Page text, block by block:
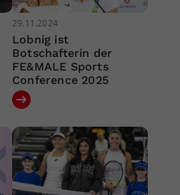
29.11.2024
Lobnig ist
Botschafterin der
FE&MALE Sports
Conference 2025